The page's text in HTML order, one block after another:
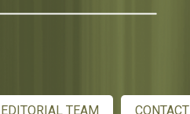
EDITORIAL TEAM CONTACT